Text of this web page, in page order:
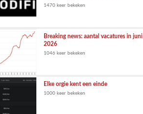
1470 keer bekeken
Breaking news: aantal vacatures in juni
2026
1046 keer bekeken
Elke orgie kent een einde
1000 keer bekeken